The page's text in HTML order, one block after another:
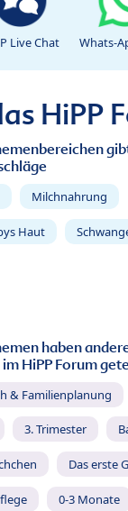
Live Chat Whats-
HiPP
Milchnahrung
Haut
haben
HiPP Forum
& Familienplanung
3. Trimester
Das erste
0-3 Monate